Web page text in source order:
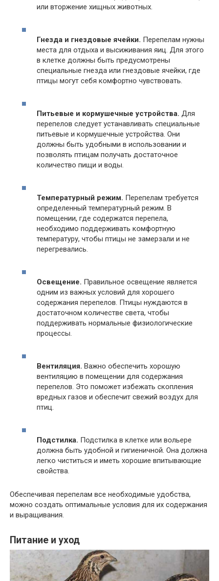
или вторжение хищных животных.
Гнезда и гнездовые ячейки. Перепелам нужны
места для отдыха и высиживания яиц. Для этого
в клетке должны быть предусмотрены
специальные гнезда или гнездовые ячейки, где
птицы могут себя комфортно чувствовать.
Питьевые и кормушечные устройства. Для
перепелов следует устанавливать специальные
питьевые и кормушечные устройства. Они
должны быть удобными в использовании и
позволять птицам получать достаточное
количество пищи и воды.
Температурный режим. Перепелам требуется
определенный температурный режим. В
помещении, где содержатся перепела,
необходимо поддерживать комфортную
температуру, чтобы птицы не замерзали и не
перегревались.
Освещение. Правильное освещение является
одним из важных условий для хорошего
содержания перепелов. Птицы нуждаются в
достаточном количестве света, чтобы
поддерживать нормальные физиологические
процессы.
Вентиляция. Важно обеспечить хорошую
вентиляцию в помещении для содержания
перепелов. Это поможет избежать скопления
вредных газов и обеспечит свежий воздух для
птиц.
Подстилка. Подстилка в клетке или вольере
должна быть удобной и гигиеничной. Она должна
легко чиститься и иметь хорошие впитывающие
свойства.
Обеспечивая перепелам все необходимые удобства,
можно создать оптимальные условия для их содержания
и выращивания.
Питание и уход